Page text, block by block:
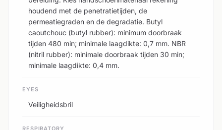
houdend met de penetratietijden, de
permeatiegraden en de degradatie. Butyl
caoutchouc (butyl rubber): minimum doorbraak
tijden 480 min; minimale laagdikte: 0,7 mm. NBR
(nitril rubber): minimale doorbraak tijden 30 min;
minimale laagdikte: 0,4 mm.
EYES
Veiligheidsbril
RESPIRATORY